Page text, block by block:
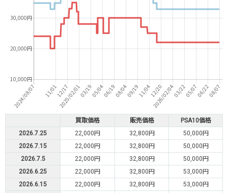
買取価格 販売価格
PSA10価格
2026.7.25
22,000円 32,800円
50,000円
2026.7.15
22,000円 32,800円
50,000円
2026.7.5
22,000円 32,800円
50,000円
2026.6.25
22,000円 32,800円
53,000円
2026.6.15
22,000円 32,800円
53,000円